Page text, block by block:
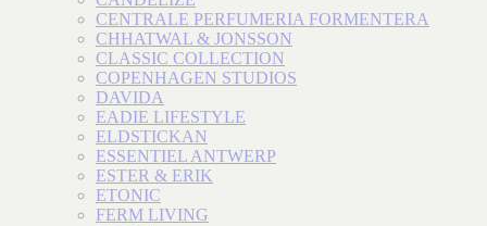
CENTRALE PERFUMERIA FORMENTERA
CHHATWAL & JONSSON
CLASSIC COLLECTION
COPENHAGEN STUDIOS
DAVIDA
EADIE LIFESTYLE
ELDSTICKAN
ESSENTIEL ANTWERP
ESTER & ERIK
ETONIC
FERM LIVING